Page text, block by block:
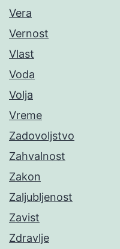
Vera
Vernost
Vlast
Voda
Volja
Vreme
Zadovoljstvo
Zahvalnost
Zakon
Zaljubljenost
Zavist
Zdravlje